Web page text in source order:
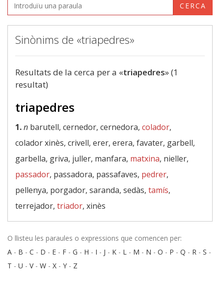
CERCA
Sinònims de «triapedres»
Resultats de la cerca per a «triapedres» (1
resultat)
triapedres
1.n barutell, cernedor, cernedora, colador,
colador xinès, crivell, erer, erera, favater, garbell,
garbella, griva, juller, manfara, matxina, nieller,
passador, passadora, passafaves, pedrer,
pellenya, porgador, saranda, sedàs, tamís,
terrejador, triador, xinès
O llisteu les paraules o expressions que comencen per:
A - B - C - D - E - F - G - H - I - J - K - L - M - N - O - P - Q - R - S -
T - U - V- W - X - Y - Z